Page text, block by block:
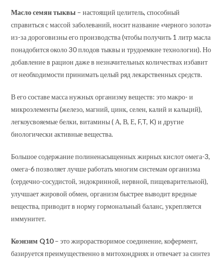
Масло семян тыквы – настоящий целитель, способный
справиться с массой заболеваний, носит название «черного золота»
из-за дороговизны его производства (чтобы получить 1 литр масла
понадобится около 30 плодов тыквы и трудоемкие технологии). Но
добавление в рацион даже в незначительных количествах избавит
от необходимости принимать целый ряд лекарственных средств.
В его составе масса нужных организму веществ: это макро- и
микроэлементы (железо, магний, цинк, селен, калий и кальций),
легкоусвояемые белки, витамины ( А, В, Е, F,T, K) и другие
биологически активные вещества.
Большое содержание полиненасыщенных жирных кислот омега-3,
омега-6 позволяет лучше работать многим системам организма
(сердечно-сосудистой, эндокринной, нервной, пищеварительной),
улучшает жировой обмен, организм быстрее выводит вредные
вещества, приводит в норму гормональный баланс, укрепляется
иммунитет.
Коэнзим Q10– это жирорастворимое соединение, кофермент,
базируется преимущественно в митохондриях и отвечает за синтез